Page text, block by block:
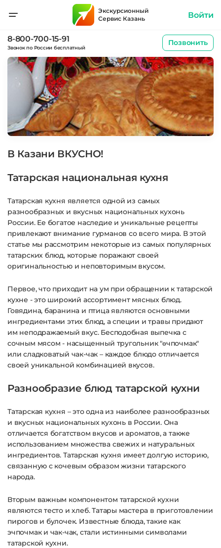
8-800-700-15-91
Звонок по России бесплатный
Позвонить
Экскурсионный
Сервис Казань
Войти
В Казани ВКУСНО!
Татарская национальная кухня
Татарская кухня является одной из самых
разнообразных и вкусных национальных кухонь
России. Ее богатое наследие и уникальные рецепты
привлекают внимание гурманов со всего мира. В этой
статье мы рассмотрим некоторые из самых популярных
татарских блюд, которые поражают своей
оригинальностью и неповторимым вкусом.
Первое, что приходит на ум при обращении к татарской
кухне - это широкий ассортимент мясных блюд.
Говядина, баранина и птица являются основными
ингредиентами этих блюд, а специи и травы придают
им неподражаемый вкус. Бесподобная выпечка с
сочным мясом - насыщенный тругольник "өчпочмак"
или сладковатый чак-чак – каждое блюдо отличается
своей уникальной комбинацией вкусов.
Разнообразие блюд татарской кухни
Татарская кухня – это одна из наиболее разнообразных
и вкусных национальных кухонь в России. Она
отличается богатством вкусов и ароматов, а также
использованием множества свежих и натуральных
ингредиентов. Татарская кухня имеет долгую историю,
связанную с кочевым образом жизни татарского
народа.
Вторым важным компонентом татарской кухни
являются тесто и хлеб. Татары мастера в приготовлении
пирогов и булочек. Известные блюда, такие как
эчпочмак и чак-чак, стали истинными символами
татарской кухни.